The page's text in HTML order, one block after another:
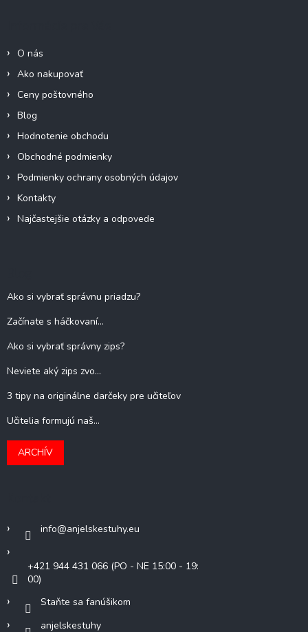
O nás
Ako nakupovať
Ceny poštovného
Blog
Hodnotenie obchodu
Obchodné podmienky
Podmienky ochrany osobných údajov
Kontakty
Najčastejšie otázky a odpovede
Ako si vybrať správnu priadzu?
Začínate s háčkovaní...
Ako si vybrať správny zips?
Neviete aký zips zvo...
3 tipy na originálne darčeky pre učiteľov
Učitelia formujú naš...
ARCHÍV
info@anjelskestuhy.eu
+421 944 431 066 (PO - NE 15:00 - 19:
00)
Staňte sa fanúšikom
anjelskestuhy